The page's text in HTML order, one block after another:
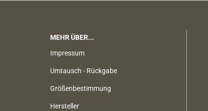
MEHR ÜBER...
Impressum
Umtausch - Rückgabe
Größenbestimmung
Hersteller